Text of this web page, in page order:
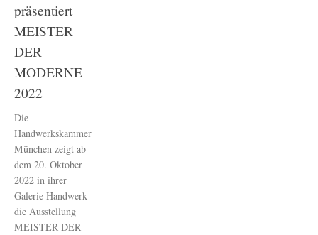
präsentiert
MEISTER
DER
MODERNE
2022
Die
Handwerkskammer
München zeigt ab
dem 20. Oktober
2022 in ihrer
Galerie Handwerk
die Ausstellung
MEISTER DER